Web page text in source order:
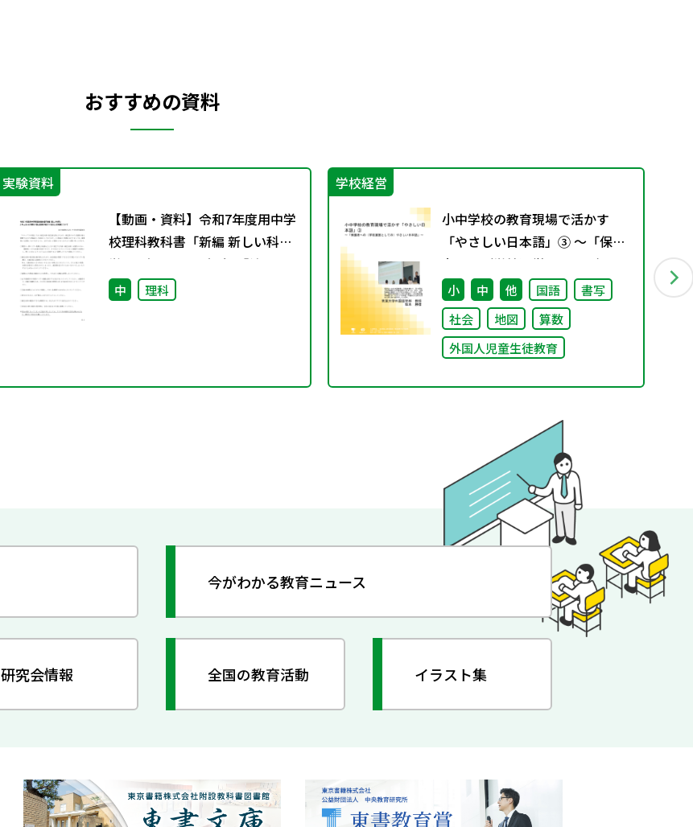
おすすめの資料
実験資料
【動画・資料】令和7年度用中学
校理科教科書「新編 新しい科
学」 2年p.38-39実験3「鉄と硫
黄が結びつく変化」の実験につ
中 理科
学校経営
小中学校の教育現場で活かす
「やさしい日本語」③ ～「保護
者への（学校運営としての）や
さしい日本語」～
小 中 他 国語
書写
社会
地図
算数
外国人児童生徒教育
今がわかる教育ニュース
研究会情報 全国の教育活動 イラスト集